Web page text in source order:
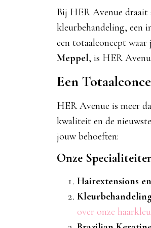
Bij HER Avenue draait
kleurbehandeling, een
een totaalconcept
Meppel, is HER
Een
HER Avenue is meer
kwaliteit en de
jouw behoeften:
Onze
Hairextensions
over onze